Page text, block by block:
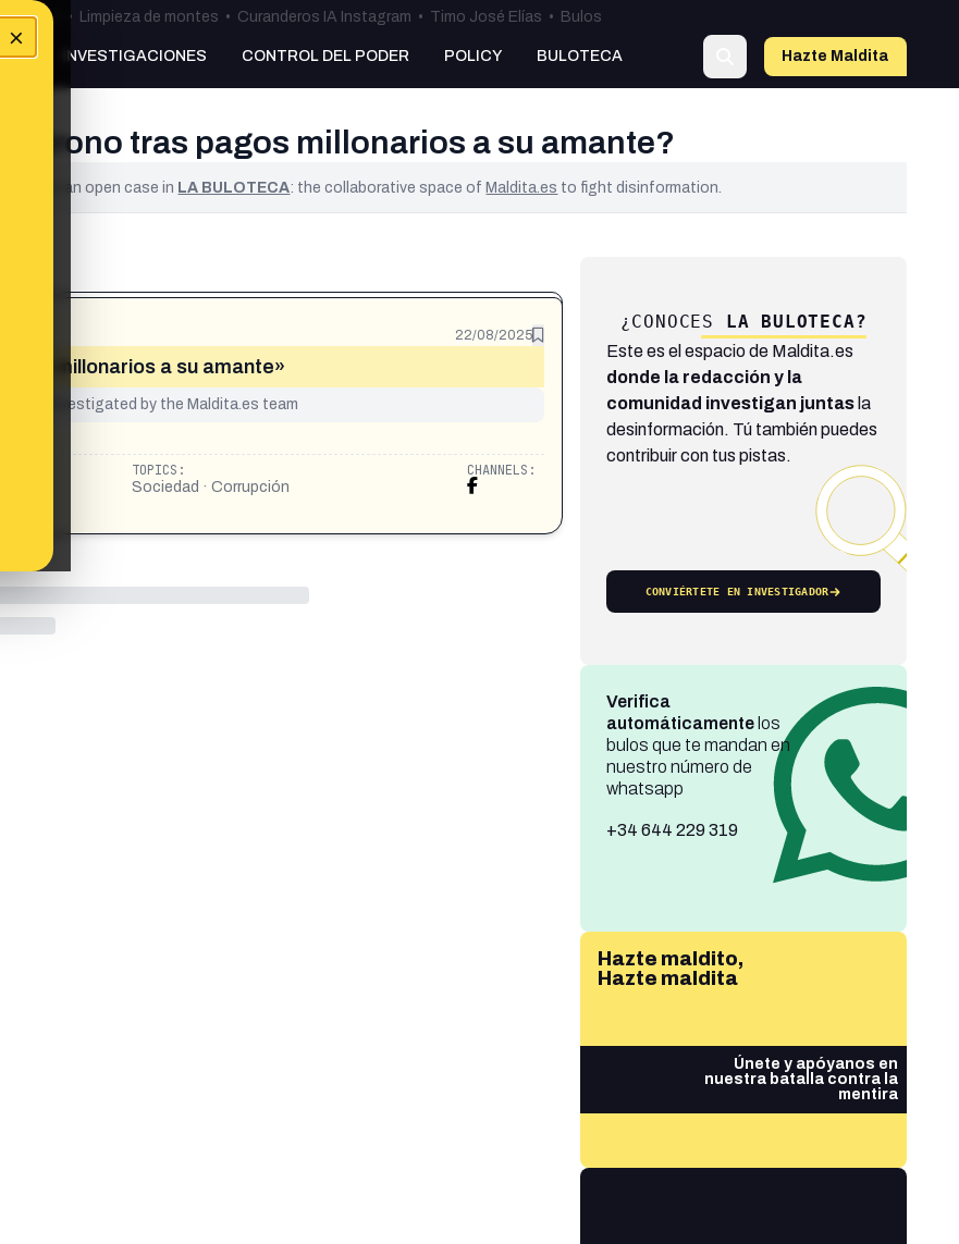
×
Ceuta • Limpieza de montes • Curanderos IA Instagram • Timo José Elías • Bulos
INVESTIGACIONES CONTROL DEL PODER POLICY BULOTECA Hazte Maldita
el trono tras pagos millonarios a su amante?
It is an open case in LA BULOTECA: the collaborative space ofMaldita.es to fight disinformation.
22/08/2025
millonarios a su amante»
been investigated by the Maldita.es team
TOPICS:
Sociedad · Corrupción
CHANNELS:
¿CONOCES LA BULOTECA?
Este es el espacio de Maldita.es
donde la redacción y la
comunidad investigan juntasla
desinformación. Tú también puedes
contribuir con tus pistas.
CONVIÉRTETE EN INVESTIGADOR
Verifica
automáticamentelos
bulos que te mandan en
nuestro número de
whatsapp
+34 644 229 319
Hazte maldito,
Hazte maldita
Únete y apóyanos en
nuestra batalla contra la
mentira